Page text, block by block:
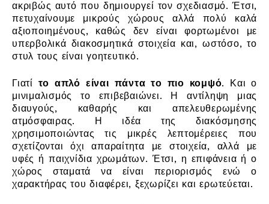
ακριβώς αυτό που δημιουργεί τον σχεδιασμό. Έτσι,
πετυχαίνουμε μικρούς χώρους αλλά πολύ καλά
αξιοποιημένους, καθώς δεν είναι φορτωμένοι με
υπερβολικά διακοσμητικά στοιχεία και, ωστόσο, το
στυλ τους είναι γοητευτικό.
Γιατί το απλό είναι πάντα το πιο κομψό. Και ο
μινιμαλισμός το επιβεβαιώνει. Η αντίληψη μιας
διαυγούς, καθαρής και απελευθερωμένης
ατμόσφαιρας. Η ιδέα της διακόσμησης
χρησιμοποιώντας τις μικρές λεπτομέρειες που
σχετίζονται όχι απαραίτητα με στοιχεία, αλλά με
υφές ή παιχνίδια χρωμάτων. Έτσι, η επιφάνεια ή ο
χώρος σταματά να είναι περιορισμός ενώ ο
χαρακτήρας του διαφέρει, ξεχωρίζει και ερωτεύεται.